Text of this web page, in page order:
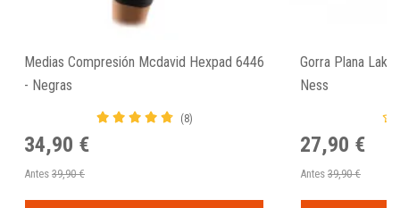
Medias Compresión Mcdavid Hexpad 6446
- Negras
(8)
34,90 €
Antes 39,90 €
Gorra Plana
Ness
27,90 €
Antes 39,90 €